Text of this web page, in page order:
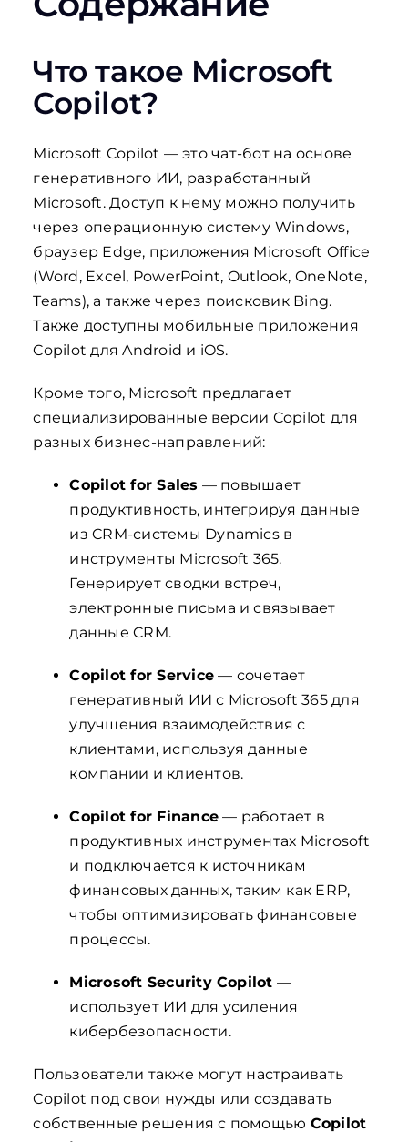
Что такое Microsoft
Copilot?
Microsoft Copilot — это чат-бот на основе
генеративного ИИ, разработанный
Microsoft. Доступ к нему можно получить
через операционную систему Windows,
браузер Edge, приложения Microsoft Office
(Word, Excel, PowerPoint, Outlook, OneNote,
Teams), а также через поисковик Bing.
Также доступны мобильные приложения
Copilot для Android и iOS.
Кроме того, Microsoft предлагает
специализированные версии Copilot для
разных бизнес-направлений:
Copilot for Sales — повышает
продуктивность, интегрируя данные
из CRM-системы Dynamics в
инструменты Microsoft 365.
Генерирует сводки встреч,
электронные письма и связывает
данные CRM.
Copilot for Service — сочетает
генеративный ИИ с Microsoft 365 для
улучшения взаимодействия с
клиентами, используя данные
компании и клиентов.
Copilot for Finance — работает в
продуктивных инструментах Microsoft
и подключается к источникам
финансовых данных, таким как ERP,
чтобы оптимизировать финансовые
процессы.
Microsoft Security Copilot —
использует ИИ для усиления
кибербезопасности.
Пользователи также могут настраивать
Copilot под свои нужды или создавать
собственные решения с помощью Copilot